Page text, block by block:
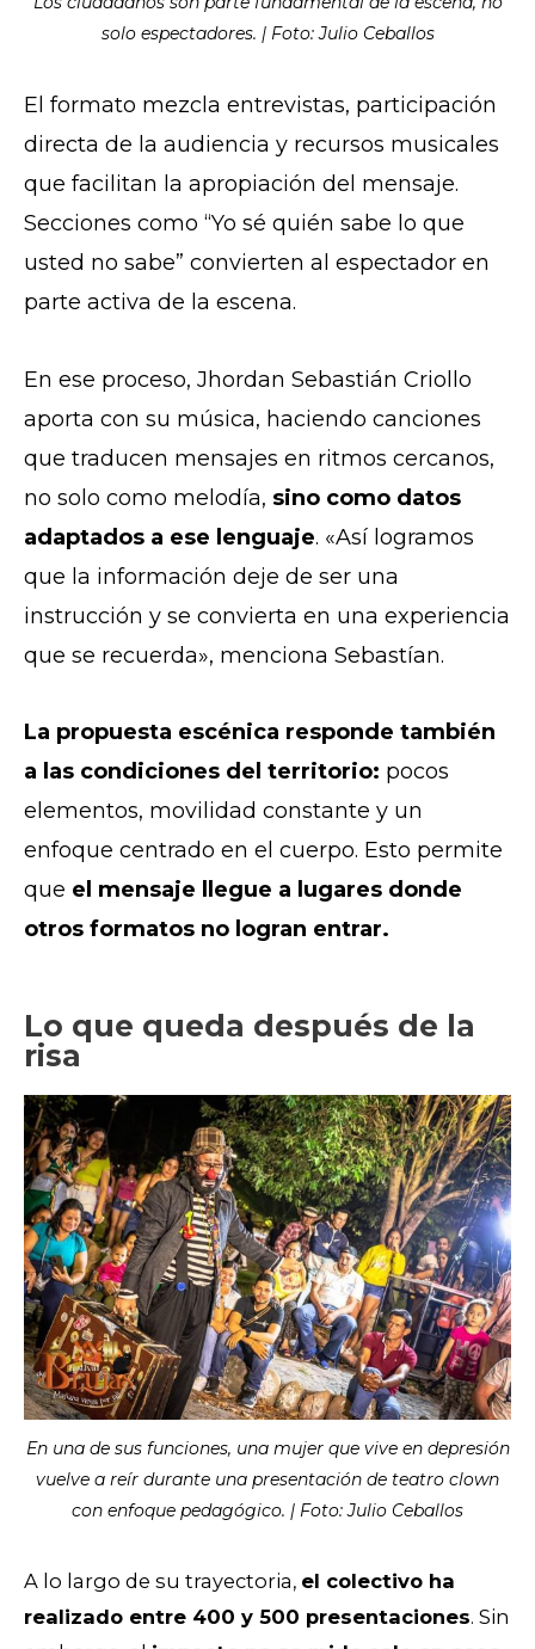
solo espectadores. | Foto: Julio Ceballos
El formato mezcla entrevistas, participación
directa de la audiencia y recursos musicales
que facilitan la apropiación del mensaje.
Secciones como “Yo sé quién sabe lo que
usted no sabe” convierten al espectador en
parte activa de la escena.
En ese proceso, Jhordan Sebastián Criollo
aporta con su música, haciendo canciones
que traducen mensajes en ritmos cercanos,
no solo como melodía, sino como datos
adaptados a ese lenguaje. «Así logramos
que la información deje de ser una
instrucción y se convierta en una experiencia
que se recuerda», menciona Sebastían.
La propuesta escénica responde también
a las condiciones del territorio: pocos
elementos, movilidad constante y un
enfoque centrado en el cuerpo. Esto permite
que el mensaje llegue a lugares donde
otros formatos no logran entrar.
Lo que queda después de la
risa
En una de sus funciones, una mujer que vive en depresión
vuelve a reír durante una presentación de teatro clown
con enfoque pedagógico. | Foto: Julio Ceballos
A lo largo de su trayectoria, el colectivo ha
realizado entre 400 y 500 presentaciones. Sin